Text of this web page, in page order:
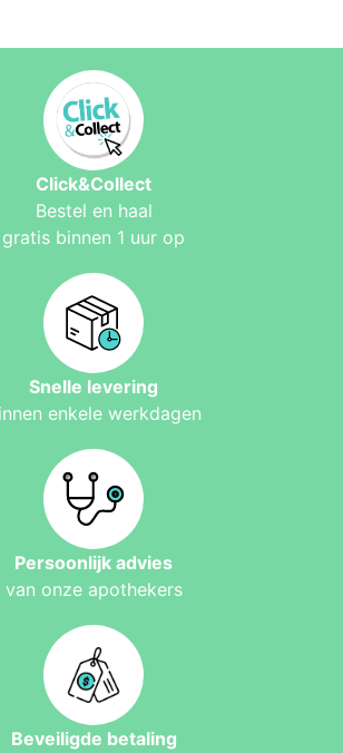
Click&Collect
Bestel en haal
gratis binnen 1 uur op
Snelle levering
enkele werkdagen
Persoonlijk advies
van onze apothekers
Beveiligde betaling